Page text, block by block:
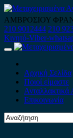
Skip
to
content
ΑΜΒΡΟΣΙΟΥ
210 9012444 210
Κινητό-Viber-
Primary
Αρχική Σελίδα
Ποιοί είμαστε
Ανταλλακτικά
Επικοινωνία